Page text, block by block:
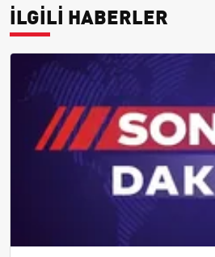
İLGİLİ HABERLER